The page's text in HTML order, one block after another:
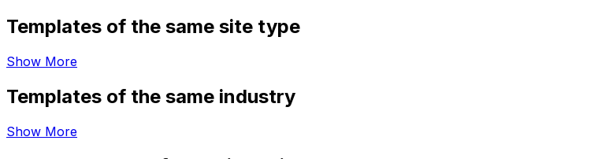
Templates of the same site type
Show More
Templates of the same industry
Show More